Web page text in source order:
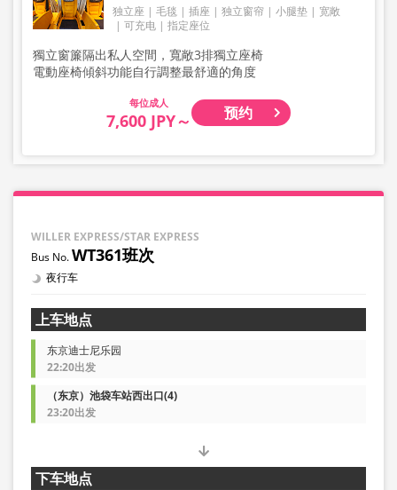
独立座 毛毯 插座 独立窗帘 小腿垫
宽敞
可充电
指定座位
獨立窗簾隔出私人空間，寬敞3排獨立座椅
電動座椅傾斜功能自行調整最舒適的角度
成人
7,600 JPY～ 预约
WILLER EXPRESS/STAR EXPRESS
WT361班次
夜行车
上车地点
东京迪士尼乐园
22:20出发
（东京）池袋车站西出口(4)
23:20出发
下车地点